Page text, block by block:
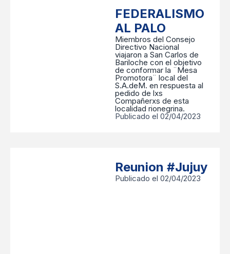
FEDERALISMO
AL PALO
Miembros del Consejo
Directivo Nacional
viajaron a San Carlos de
Bariloche con el objetivo
de conformar la ¨Mesa
Promotora¨ local del
S.A.deM. en respuesta al
pedido de lxs
Compañerxs de esta
localidad rionegrina.
Publicado el 02/04/2023
Reunion #Jujuy
Publicado el 02/04/2023